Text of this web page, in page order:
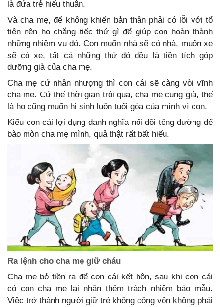
là đứa trẻ hiếu thuân.
Và cha mẹ, để không khiến bản thân phải có lỗi với tổ
tiên nên họ chẳng tiếc thứ gì để giúp con hoàn thành
những nhiệm vụ đó. Con muốn nhà sẽ có nhà, muốn xe
sẽ có xe, tất cả những thứ đó đều là tiền tích góp
dưỡng già của cha mẹ.
Cha mẹ cứ nhân nhượng thì con cái sẽ càng vòi vĩnh
cha mẹ. Cứ thế thời gian trôi qua, cha mẹ cũng già, thế
là họ cũng muốn hi sinh luôn tuổi gòa của mình vì con.
Kiểu con cái lợi dụng danh nghĩa nối dõi tông đường để
bào mòn cha mẹ mình, quả thật rất bất hiếu.
Ra lệnh cho cha mẹ giữ cháu
Cha mẹ bỏ tiền ra để con cái kết hôn, sau khi con cái
có con cha mẹ lại nhận thêm trách nhiệm bảo mẫu.
Việc trở thành người giữ trẻ không công vốn không phải